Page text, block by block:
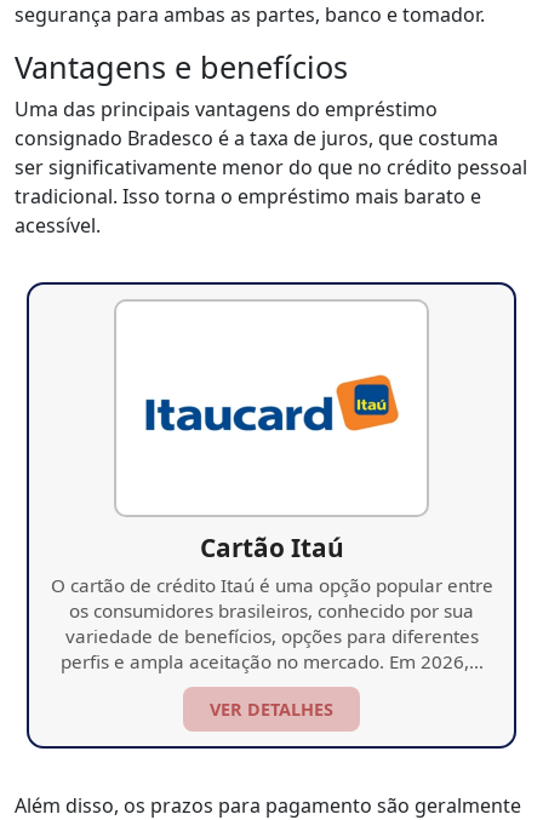
segurança para ambas as partes, banco e tomador.
Vantagens e benefícios
Uma das principais vantagens do empréstimo
consignado Bradesco é a taxa de juros, que costuma
ser significativamente menor do que no crédito pessoal
tradicional. Isso torna o empréstimo mais barato e
acessível.
Cartão Itaú
O cartão de crédito Itaú é uma opção popular entre
os consumidores brasileiros, conhecido por sua
variedade de benefícios, opções para diferentes
perfis e ampla aceitação no mercado. Em 2026,…
VER DETALHES
Além disso, os prazos para pagamento são geralmente